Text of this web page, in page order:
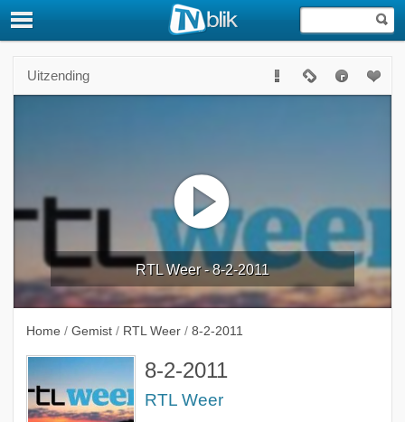
Uitzending
RTL Weer - 8-2-2011
Home / Gemist / RTL Weer / 8-2-2011
8-2-2011
RTL Weer